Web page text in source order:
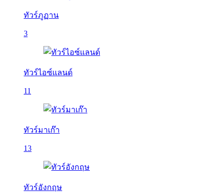
ทัวร์ภูฏาน
3
ทัวร์ไอซ์แลนด์
11
ทัวร์มาเก๊า
13
ทัวร์อังกฤษ